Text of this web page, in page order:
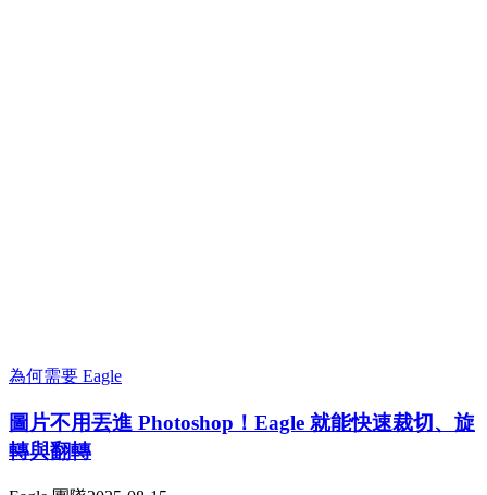
為何需要 Eagle
圖片不用丟進 Photoshop！Eagle 就能快速裁切、旋
轉與翻轉